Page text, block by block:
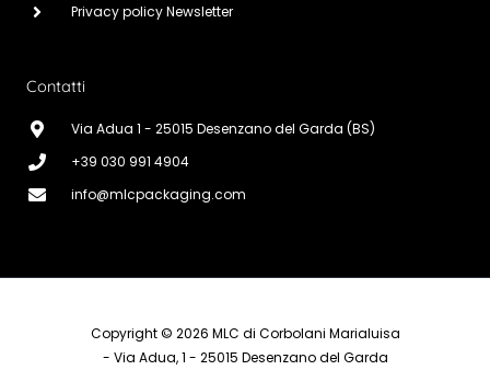
Privacy policy Newsletter
Contatti
Via Adua 1 - 25015 Desenzano del Garda (BS)
+39 030 991 4904
info@mlcpackaging.com
Copyright © 2026 MLC di Corbolani Marialuisa
- Via Adua, 1 - 25015 Desenzano del Garda